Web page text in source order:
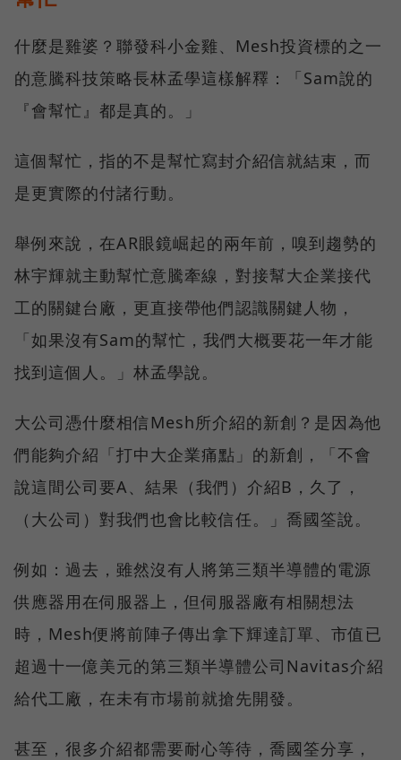
什麼是雞婆？聯發科小金雞、Mesh投資標的之一
的意騰科技策略長林孟學這樣解釋：「Sam說的
『會幫忙』都是真的。」
這個幫忙，指的不是幫忙寫封介紹信就結束，而
是更實際的付諸行動。
舉例來說，在AR眼鏡崛起的兩年前，嗅到趨勢的
林宇輝就主動幫忙意騰牽線，對接幫大企業接代
工的關鍵台廠，更直接帶他們認識關鍵人物，
「如果沒有Sam的幫忙，我們大概要花一年才能
找到這個人。」林孟學說。
大公司憑什麼相信Mesh所介紹的新創？是因為他
們能夠介紹「打中大企業痛點」的新創，「不會
說這間公司要A、結果（我們）介紹B，久了，
（大公司）對我們也會比較信任。」喬國筌說。
例如：過去，雖然沒有人將第三類半導體的電源
供應器用在伺服器上，但伺服器廠有相關想法
時，Mesh便將前陣子傳出拿下輝達訂單、市值已
超過十一億美元的第三類半導體公司Navitas介紹
給代工廠，在未有市場前就搶先開發。
甚至，很多介紹都需要耐心等待，喬國筌分享，